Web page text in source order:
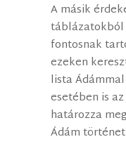
A másik
táblázatokból
fontosnak
ezeken
lista
esetében is
határozza
Ádám